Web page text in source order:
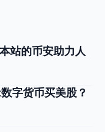
站的币安助力人
字货币买美股？